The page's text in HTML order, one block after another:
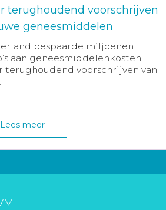
terughoudend voorschrijven
geneesmiddelen
bespaarde miljoenen
aan geneesmiddelenkosten
terughoudend voorschrijven van
Lees meer